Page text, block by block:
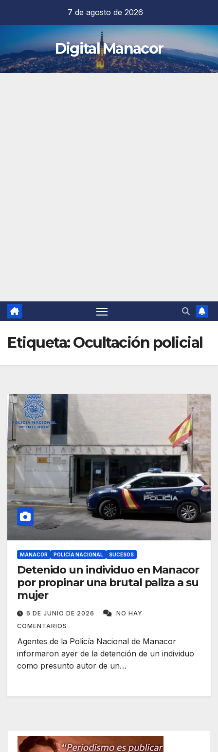
contenido
7 de agosto de 2026
Digital Manacor
Etiqueta:Ocultación policial
MANACOR POLICÍA NACIONAL SUCESOS
Detenido un individuo en Manacor
por propinar una brutal paliza a su
mujer
6 DE JUNIO DE 2026
NO HAY
COMENTARIOS
Agentes de la Policía Nacional de Manacor
informaron ayer de la detención de un individuo
como presunto autor de un…